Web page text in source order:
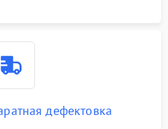
дефектовка